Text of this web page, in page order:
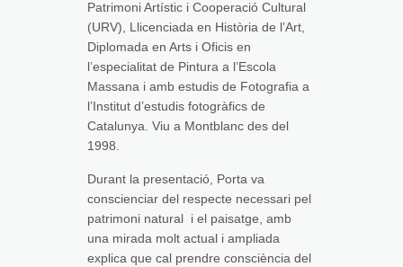
Patrimoni Artístic i Cooperació Cultural
(URV), Llicenciada en Història de l’Art,
Diplomada en Arts i Oficis en
l’especialitat de Pintura a l’Escola
Massana i amb estudis de Fotografia a
l’Institut d’estudis fotogràfics de
Catalunya. Viu a Montblanc des del
1998.
Durant la presentació, Porta va
conscienciar del respecte necessari pel
patrimoni natural i el paisatge, amb
una mirada molt actual i ampliada
explica que cal prendre consciència del